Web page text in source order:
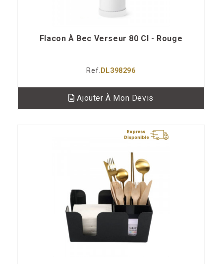
Flacon À Bec Verseur 80 Cl - Rouge
Ref. DL398296
Ajouter À Mon Devis